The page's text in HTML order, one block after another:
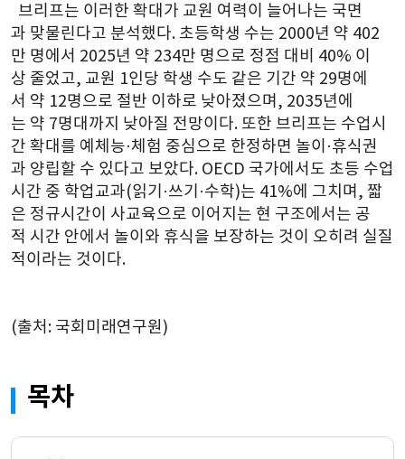
브리프는 이러한 확대가 교원 여력이 늘어나는 국면
과 맞물린다고 분석했다. 초등학생 수는 2000년 약 402
만 명에서 2025년 약 234만 명으로 정점 대비 40% 이
상 줄었고, 교원 1인당 학생 수도 같은 기간 약 29명에
서 약 12명으로 절반 이하로 낮아졌으며, 2035년에
는 약 7명대까지 낮아질 전망이다. 또한 브리프는 수업시
간 확대를 예체능·체험 중심으로 한정하면 놀이·휴식권
과 양립할 수 있다고 보았다. OECD 국가에서도 초등 수업
시간 중 학업교과(읽기·쓰기·수학)는 41%에 그치며, 짧
은 정규시간이 사교육으로 이어지는 현 구조에서는 공
적 시간 안에서 놀이와 휴식을 보장하는 것이 오히려 실질
적이라는 것이다.
(출처: 국회미래연구원)
목차